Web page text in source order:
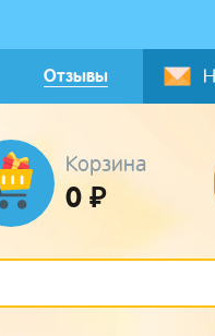
Отзывы
Корзина
0 ₽